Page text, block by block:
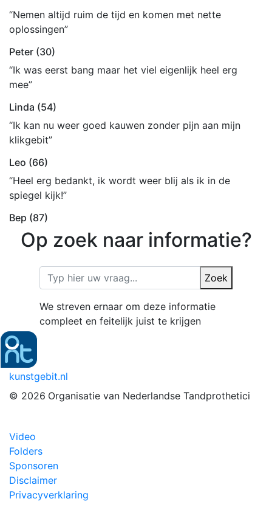
“Nemen altijd ruim de tijd en komen met nette
oplossingen”
Peter (30)
“Ik was eerst bang maar het viel eigenlijk heel erg
mee”
Linda (54)
“Ik kan nu weer goed kauwen zonder pijn aan mijn
klikgebit”
Leo (66)
“Heel erg bedankt, ik wordt weer blij als ik in de
spiegel kijk!”
Bep (87)
Op zoek naar informatie?
Zoek
We streven ernaar om deze informatie
compleet en feitelijk juist te krijgen
kunstgebit.nl
© 2026 Organisatie van Nederlandse Tandprothetici
Video
Folders
Sponsoren
Disclaimer
Privacyverklaring